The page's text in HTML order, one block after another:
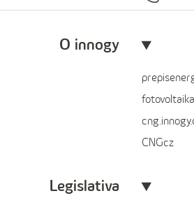
O innogy
CNGcz
Legislativa